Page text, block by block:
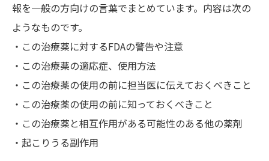
報を一般の方向けの言葉でまとめています。内容は次の
ようなものです。
・この治療薬に対するFDAの警告や注意
・この治療薬の適応症、使用方法
・この治療薬の使用の前に担当医に伝えておくべきこと
・この治療薬の使用の前に知っておくべきこと
・この治療薬と相互作用がある可能性のある他の薬剤
・起こりうる副作用